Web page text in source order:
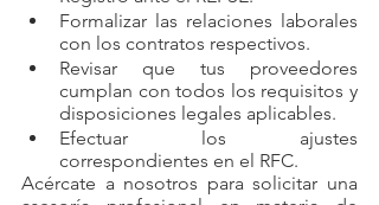
Formalizar las relaciones laborales
con los contratos respectivos.
Revisar que tus proveedores
cumplan con todos los requisitos y
disposiciones legales aplicables.
Efectuar los ajustes
correspondientes en el RFC.
Acércate a nosotros para solicitar una